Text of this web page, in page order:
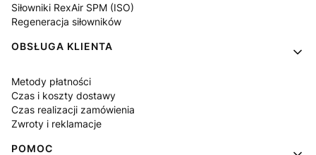
Siłowniki RexAir SPM (ISO)
Regeneracja siłowników
OBSŁUGA KLIENTA
Metody płatności
Czas i koszty dostawy
Czas realizacji zamówienia
Zwroty i reklamacje
POMOC